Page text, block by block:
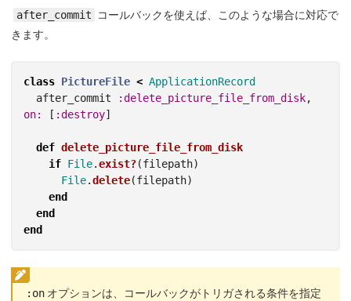
after_commit
コールバックを使えば、このような場合に対応で
きます。
class PictureFile < ApplicationRecord
after_commit
:delete_picture_file_from_disk,
on:
[ :destroy]
def delete_picture_file_from_disk
if File.exist?(filepath)
File.delete(filepath)
end
end
end
:on オプションは、コールバックがトリガされる条件を指定